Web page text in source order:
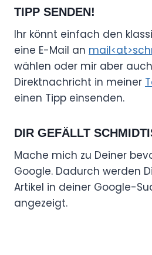
TIPP SENDEN!
Ihr könnt einfach den
eine E-Mail an
wählen oder mir aber
Direktnachricht in meiner
einen Tipp einsenden.
DIR GEFÄLLT
Mache mich zu Deiner
Google. Dadurch werden
Artikel in deiner Google-
angezeigt.